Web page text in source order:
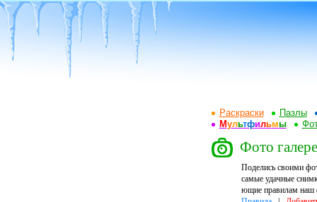
Раскраски
Пазлы
Мультфильмы
Фото
Поделись своими
самые удачные
ющие правилам наш